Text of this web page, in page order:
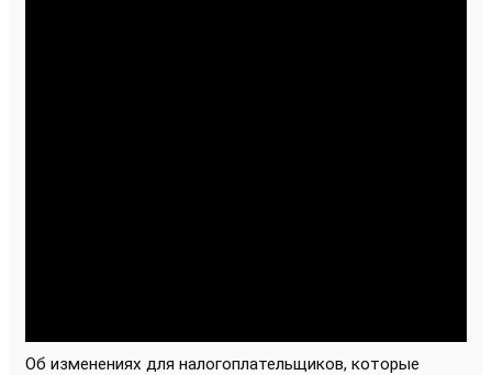
Об изменениях для налогоплательщиков, которые